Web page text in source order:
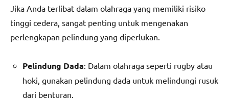
Jika Anda terlibat dalam olahraga yang memiliki risiko
tinggi cedera, sangat penting untuk mengenakan
perlengkapan pelindung yang diperlukan.
Pelindung Dada: Dalam olahraga seperti rugby atau
hoki, gunakan pelindung dada untuk melindungi rusuk
dari benturan.